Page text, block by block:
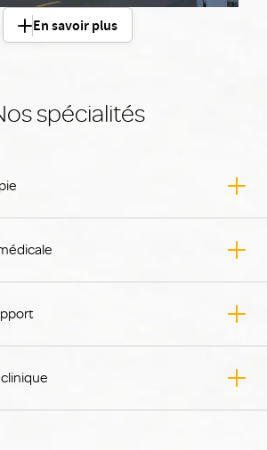
En savoir plus
spécialités